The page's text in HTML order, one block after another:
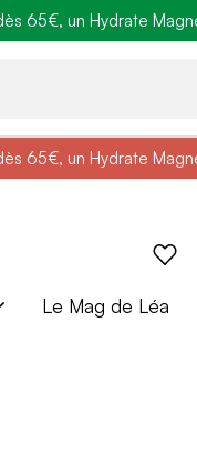
de-25% +
BRADERIE :-40% sur
65€, un Hydrate
de-25% +
Braderie :-40% sur
65€, un Hydrate
Le Mag de Léa